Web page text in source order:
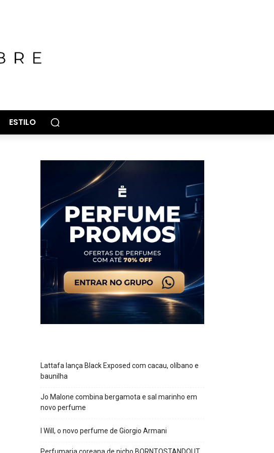
ESTILO
Lattafa lança Black Exposed com cacau, olíbano e
baunilha
Jo Malone combina bergamota e sal marinho em
novo perfume
I Will, o novo perfume de Giorgio Armani
Perfumaria coreana de nicho BORNTOSTANDOUT